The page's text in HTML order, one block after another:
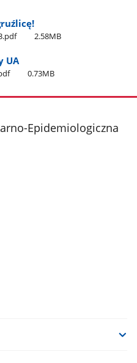
2.58MB
UA
0.73MB
Epidemiologiczna